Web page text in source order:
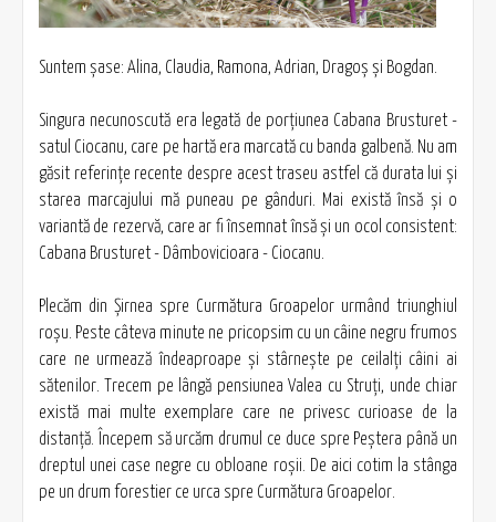
Suntem şase: Alina, Claudia, Ramona, Adrian, Dragoş şi Bogdan.
Singura necunoscută era legată de porţiunea Cabana Brusturet -
satul Ciocanu, care pe hartă era marcată cu banda galbenă. Nu am
găsit referinţe recente despre acest traseu astfel că durata lui şi
starea marcajului mă puneau pe gânduri. Mai există însă şi o
variantă de rezervă, care ar fi însemnat însă şi un ocol consistent:
Cabana Brusturet - Dâmbovicioara - Ciocanu.
Plecăm din Șirnea spre Curmătura Groapelor urmând triunghiul
roşu. Peste câteva minute ne pricopsim cu un câine negru frumos
care ne urmează îndeaproape şi stârneşte pe ceilalţi câini ai
sătenilor. Trecem pe lângă pensiunea Valea cu Struţi, unde chiar
există mai multe exemplare care ne privesc curioase de la
distanţă. Începem să urcăm drumul ce duce spre Peştera până un
dreptul unei case negre cu obloane roşii. De aici cotim la stânga
pe un drum forestier ce urca spre Curmătura Groapelor.